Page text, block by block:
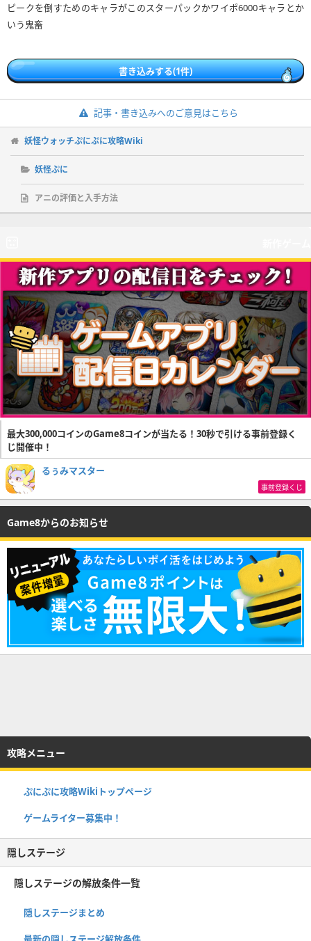
ピークを倒すためのキャラがこのスターパックかワイポ6000キャラとか
いう鬼畜
書き込みする(1件)
記事・書き込みへのご意見はこちら
妖怪ウォッチぷにぷに攻略Wiki
妖怪ぷに
アニの評価と入手方法
最大300,000コインのGame8コインが当たる！30秒で引ける事前登録く
じ開催中！
るぅみマスター
事前登録くじ
Game8からのお知らせ
攻略メニュー
ぷにぷに攻略Wikiトップページ
ゲームライター募集中！
隠しステージ
隠しステージの解放条件一覧
隠しステージまとめ